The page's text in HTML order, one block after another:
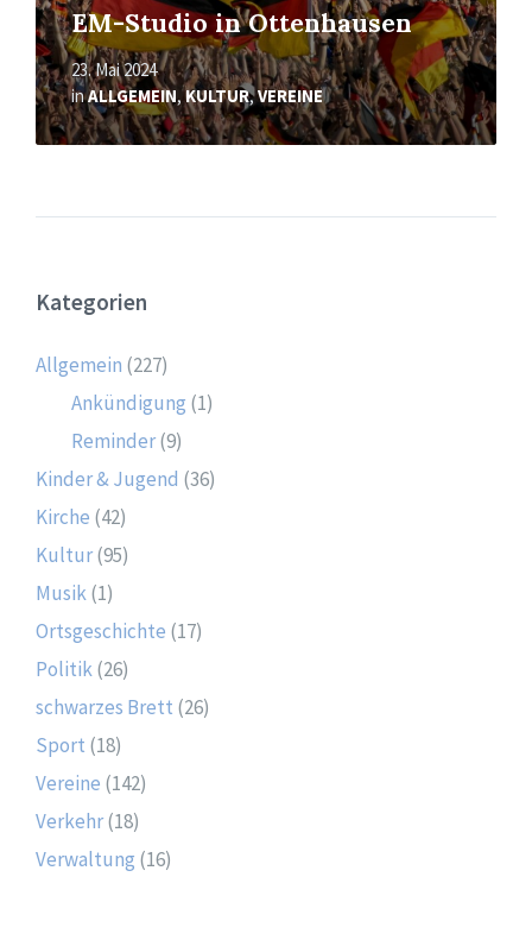
EM-Studio in Ottenhausen
23. Mai 2024
inALLGEMEIN,KULTUR,VEREINE
Kategorien
Allgemein (227)
Ankündigung (1)
Reminder(9)
Kinder & Jugend (36)
Kirche (42)
Kultur(95)
Musik(1)
Ortsgeschichte (17)
Politik(26)
schwarzes Brett (26)
Sport (18)
Vereine (142)
Verkehr(18)
Verwaltung (16)